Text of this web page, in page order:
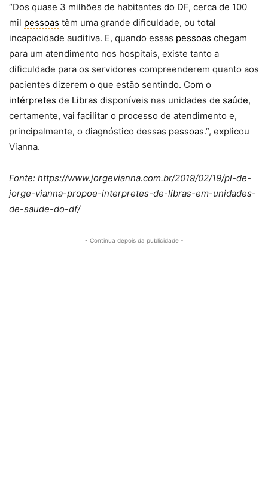
“Dos quase 3 milhões de habitantes do DF, cerca de 100
mil pessoas têm uma grande dificuldade, ou total
incapacidade auditiva. E, quando essas pessoas chegam
para um atendimento nos hospitais, existe tanto a
dificuldade para os servidores compreenderem quanto aos
pacientes dizerem o que estão sentindo. Com o
intérpretes de Libras disponíveis nas unidades de saúde,
certamente, vai facilitar o processo de atendimento e,
principalmente, o diagnóstico dessas pessoas.”, explicou
Vianna.
Fonte: https://www.jorgevianna.com.br/2019/02/19/pl-de-
jorge-vianna-propoe-interpretes-de-libras-em-unidades-
de-saude-do-df/
- Continua depois da publicidade -